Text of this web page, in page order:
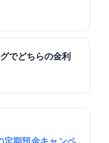
でどちらの金利